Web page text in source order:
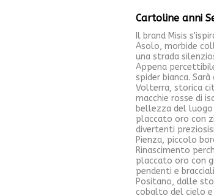
Cartoline anni
Il brand Misis
Asolo, morbide
una strada
Appena
spider bianca.
Volterra, storica
macchie rosse di
bellezza del luogo
placcato oro con
divertenti
Pienza, piccolo
Rinascimento
placcato oro con
pendenti e
Positano, dalle
cobalto del cielo